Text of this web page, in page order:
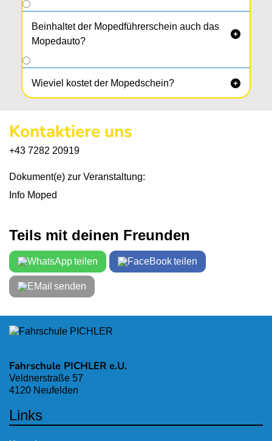
Beinhaltet der Mopedführerschein auch das
Mopedauto?

Wieviel kostet der Mopedschein? 
Kontaktiere uns
+43 7282 20919
Dokument(e) zur Veranstaltung:
Info Moped
Teils mit deinen Freunden
teilen teilen
senden
Fahrschule PICHLER e.U.
Veldnerstraße 57
4120 Neufelden
Links